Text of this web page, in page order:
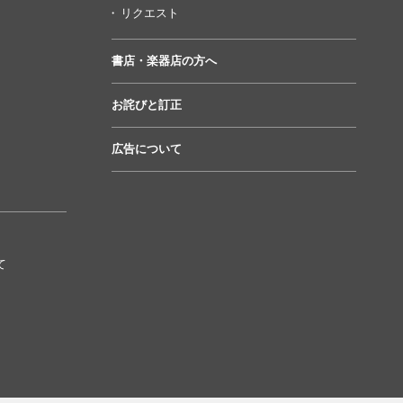
リクエスト
書店・楽器店の方へ
お詫びと訂正
広告について